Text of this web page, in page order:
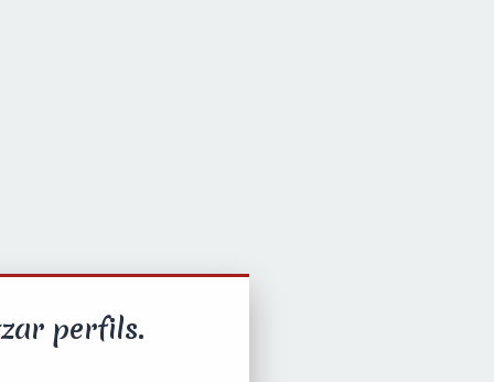
perfils.